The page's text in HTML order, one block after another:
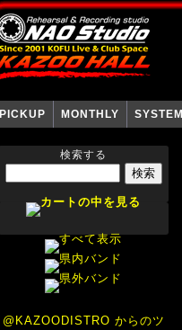
PICKUP MONTHLY SYSTEM
検索する
@KAZOODISTRO からのツ